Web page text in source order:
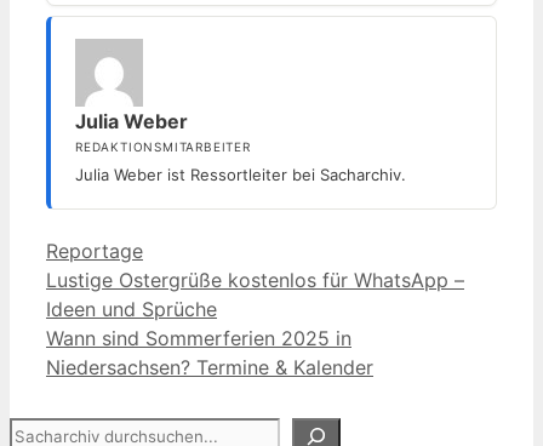
Julia Weber
REDAKTIONSMITARBEITER
Julia Weber ist Ressortleiter bei Sacharchiv.
Kategorien
Reportage
Lustige Ostergrüße kostenlos für WhatsApp –
Ideen und Sprüche
Wann sind Sommerferien 2025 in
Niedersachsen? Termine & Kalender
Suchen